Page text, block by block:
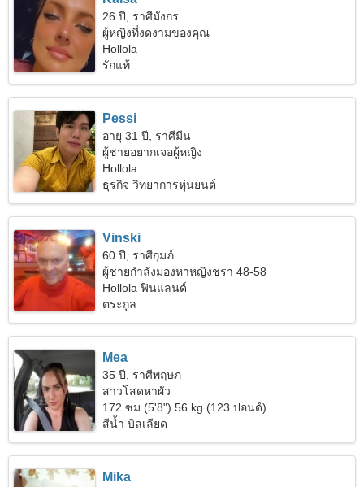
26 ปี, ราศีมังกร
ผู้หญิงที่งดงามของคุณ
Hollola
รักแท้
Pessi
อายุ 31 ปี, ราศีมีน
ผู้ชายอยากเจอผู้หญิง
Hollola
ธุรกิจ วิทยาการหุ่นยนต์
Vinski
60 ปี, ราศีกุมภ์
ผู้ชายกำลังมองหาหญิงชรา 48-58
Hollola ฟินแลนด์
ตระกูล
Mea
35 ปี, ราศีพฤษภ
สาวโสดหาผัว
172 ซม (5'8") 56 kg (123 ปอนด์)
สีน้ำ บิลเลียด
Mika